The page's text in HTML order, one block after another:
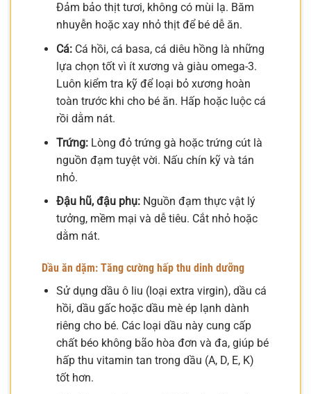
Đảm bảo thịt tươi, không có mùi lạ. Băm
nhuyễn hoặc xay nhỏ thịt để bé dễ ăn.
Cá:Cá hồi, cá basa, cá diêu hồng là những
lựa chọn tốt vì ít xương và giàu omega-3.
Luôn kiểm tra kỹ để loại bỏ xương hoàn
toàn trước khi cho bé ăn. Hấp hoặc luộc cá
rồi dằm nát.
Trứng:Lòng đỏ trứng gà hoặc trứng cút là
nguồn đạm tuyệt vời. Nấu chín kỹ và tán
nhỏ.
Đậu hũ, đậu phụ:Nguồn đạm thực vật lý
tưởng, mềm mại và dễ tiêu. Cắt nhỏ hoặc
dằm nát.
Dầu ăn dặm: Tăng cường hấp thu dinh dưỡng
Sử dụng dầu ô liu (loại extra virgin), dầu cá
hồi, dầu gấc hoặc dầu mè ép lạnh dành
riêng cho bé. Các loại dầu này cung cấp
chất béo không bão hòa đơn và đa, giúp bé
hấp thu vitamin tan trong dầu (A, D, E, K)
tốt hơn.